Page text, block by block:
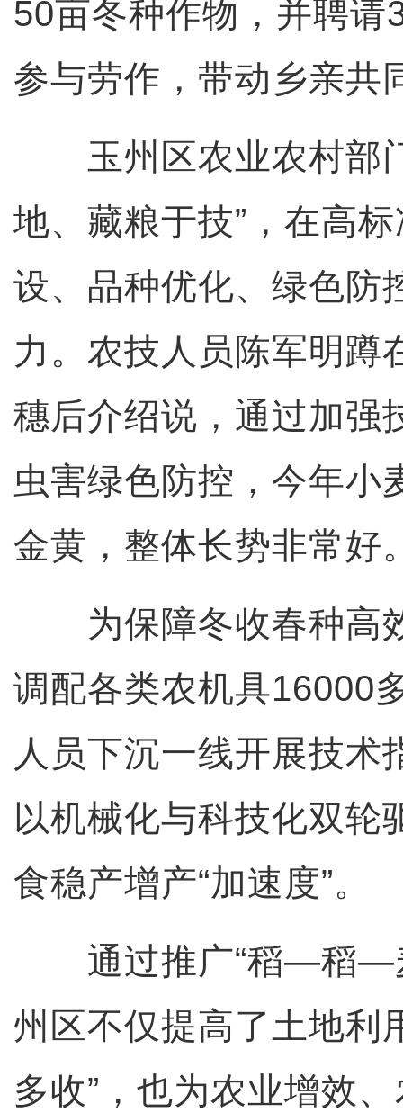
50亩冬种作物，并聘请
参与劳作，带动乡亲共
玉州区农业农村部
地、藏粮于技”，在高
设、品种优化、绿色防
力。农技人员陈军明蹲
穗后介绍说，通过加强
虫害绿色防控，今年小
金黄，整体长势非常好
为保障冬收春种高
调配各类农机具16000
人员下沉一线开展技术
以机械化与科技化双轮
食稳产增产“加速度”。
通过推广“稻—稻—
州区不仅提高了土地利
多收”，也为农业增效